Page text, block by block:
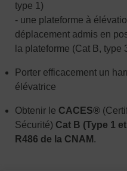
type 1)
- une plateforme à
déplacement admis en
la plateforme (Cat B, type
Porter efficacement un
élévatrice
Obtenir le CACES®
Sécurité) Cat B (Type 1
R486 de la CNAM .